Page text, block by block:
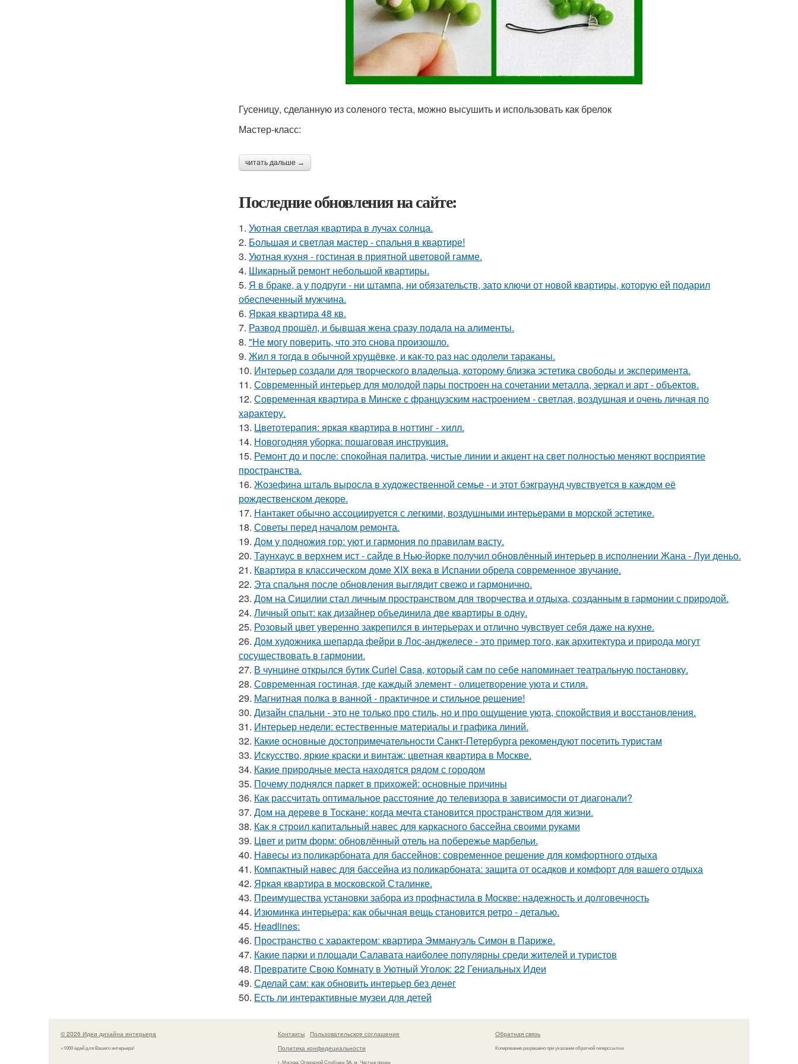
Гусеницу, сделанную из соленого теста, можно высушить и использовать как брелок
Мастер-класс:
читать дальше →
Последние обновления на сайте:
1. Уютная светлая квартира в лучах солнца.
2. Большая и светлая мастер - спальня в квартире!
3. Уютная кухня - гостиная в приятной цветовой гамме.
4. Шикарный ремонт небольшой квартиры.
5. Я в браке, а у подруги - ни штампа, ни обязательств, зато ключи от новой квартиры, которую ей подарил
обеспеченный мужчина.
6. Яркая квартира 48 кв.
7. Развод прошёл, и бывшая жена сразу подала на алименты.
8. "Не могу поверить, что это снова произошло.
9. Жил я тогда в обычной хрущёвке, и как-то раз нас одолели тараканы.
10. Интерьер создали для творческого владельца, которому близка эстетика свободы и эксперимента.
11. Современный интерьер для молодой пары построен на сочетании металла, зеркал и арт - объектов.
12. Современная квартира в Минске с французским настроением - светлая, воздушная и очень личная по
характеру.
13. Цветотерапия: яркая квартира в ноттинг - хилл.
14. Новогодняя уборка: пошаговая инструкция.
15. Ремонт до и после: спокойная палитра, чистые линии и акцент на свет полностью меняют восприятие
пространства.
16. Жозефина шталь выросла в художественной семье - и этот бэкграунд чувствуется в каждом её
рождественском декоре.
17. Нантакет обычно ассоциируется с легкими, воздушными интерьерами в морской эстетике.
18. Советы перед началом ремонта.
19. Дом у подножия гор: уют и гармония по правилам васту.
20. Таунхаус в верхнем ист - сайде в Нью-йорке получил обновлённый интерьер в исполнении Жана - Луи деньо.
21. Квартира в классическом доме XIX века в Испании обрела современное звучание.
22. Эта спальня после обновления выглядит свежо и гармонично.
23. Дом на Сицилии стал личным пространством для творчества и отдыха, созданным в гармонии с природой.
24. Личный опыт: как дизайнер объединила две квартиры в одну.
25. Розовый цвет уверенно закрепился в интерьерах и отлично чувствует себя даже на кухне.
26. Дом художника шепарда фейри в Лос-анджелесе - это пример того, как архитектура и природа могут
сосуществовать в гармонии.
27. В чунцине открылся бутик Curiel Casa, который сам по себе напоминает театральную постановку.
28. Современная гостиная, где каждый элемент - олицетворение уюта и стиля.
29. Магнитная полка в ванной - практичное и стильное решение!
30. Дизайн спальни - это не только про стиль, но и про ощущение уюта, спокойствия и восстановления.
31. Интерьер недели: естественные материалы и графика линий.
32. Какие основные достопримечательности Санкт-Петербурга рекомендуют посетить туристам
33. Искусство, яркие краски и винтаж: цветная квартира в Москве.
34. Какие природные места находятся рядом с городом
35. Почему поднялся паркет в прихожей: основные причины
36. Как рассчитать оптимальное расстояние до телевизора в зависимости от диагонали?
37. Дом на дереве в Тоскане: когда мечта становится пространством для жизни.
38. Как я строил капитальный навес для каркасного бассейна своими руками
39. Цвет и ритм форм: обновлённый отель на побережье марбельи.
40. Навесы из поликарбоната для бассейнов: современное решение для комфортного отдыха
41. Компактный навес для бассейна из поликарбоната: защита от осадков и комфорт для вашего отдыха
42. Яркая квартира в московской Сталинке.
43. Преимущества установки забора из профнастила в Москве: надежность и долговечность
44. Изюминка интерьера: как обычная вещь становится ретро - деталью.
45. Headlines:
46. Пространство с характером: квартира Эммануэль Симон в Париже.
47. Какие парки и площади Салавата наиболее популярны среди жителей и туристов
48. Превратите Свою Комнату в Уютный Уголок: 22 Гениальных Идеи
49. Сделай сам: как обновить интерьер без денег
50. Есть ли интерактивные музеи для детей
© 2026 Идеи дизайна интерьера
+1000 идей для Вашего интерьера!
Контакты
Пользовательское соглашение
Политика конфидециальности
г. Москва, Огородной Слободы 5А, м. Чистые пруды
Обратная связь
Копирование разрешено при указании обратной гиперссылки.